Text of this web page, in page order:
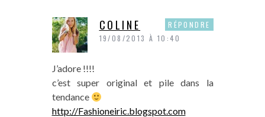
COLINE
19/08/2013 À 10:40
J’adore !!!!
c’est super original et pile dans la
tendance
http://Fashioneiric.blogspot.com
RÉPONDRE